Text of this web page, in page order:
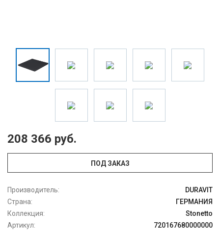
208 366 руб.
ПОД ЗАКАЗ
Производитель:
DURAVIT
Страна:
ГЕРМАНИЯ
Коллекция:
Stonetto
Артикул:
720167680000000